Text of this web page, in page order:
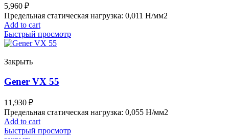
5,960 ₽
Предельная статическая нагрузка: 0,011 Н/мм2
Add to cart
Быстрый просмотр
Закрыть
Gener VX 55
11,930 ₽
Предельная статическая нагрузка: 0,055 Н/мм2
Add to cart
Быстрый просмотр